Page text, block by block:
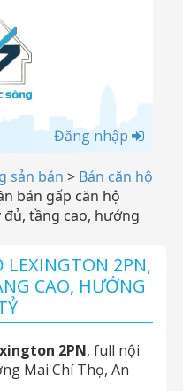
Đăng nhập
sản bán > Bán căn hộ
bán gấp căn hộ
tầng cao, hướng
LEXINGTON 2PN,
CAO, HƯỚNG
2PN, full nội
Mai Chí Thọ, An